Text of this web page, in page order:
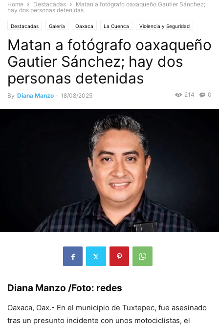
Home Destacadas
Matan a fotógrafo oaxaqueño Gautier Sánchez;
hay dos personas detenidas
Destacadas Galería Oaxaca La Cuenca Violencia y Seguridad
Matan a fotógrafo oaxaqueño
Gautier Sánchez; hay dos
personas detenidas
By Diana Manzo - 18/08/2025 0
214
Diana Manzo /Foto: redes
Oaxaca, Oax.- En el municipio de Tuxtepec, fue asesinado
tras un presunto incidente con unos motociclistas, el